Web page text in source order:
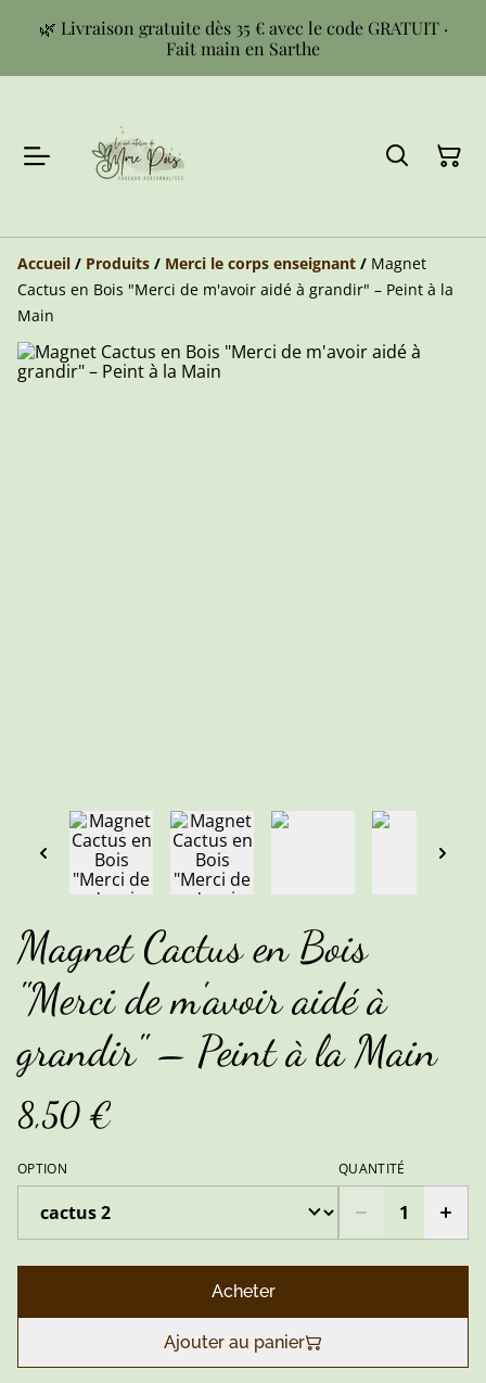
🌿 Livraison gratuite dès 35 € avec le code GRATUIT ·
Fait main en Sarthe
Accueil / Produits / Merci le corps enseignant / Magnet
Cactus en Bois "Merci de m'avoir aidé à grandir" – Peint à la
Main
Magnet Cactus en Bois
"Merci de m'avoir aidé à
grandir" – Peint à la Main
8,50 €
OPTION QUANTITÉ
Acheter
Ajouter au panier